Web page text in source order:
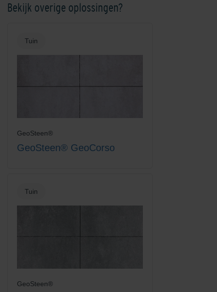
Bekijk overige oplossingen?
Tuin
GeoSteen®
GeoSteen® GeoCorso
Tuin
GeoSteen®